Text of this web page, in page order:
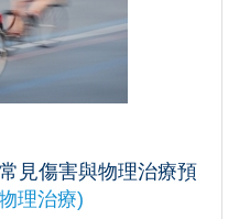
見傷害與物理治療預
理治療)